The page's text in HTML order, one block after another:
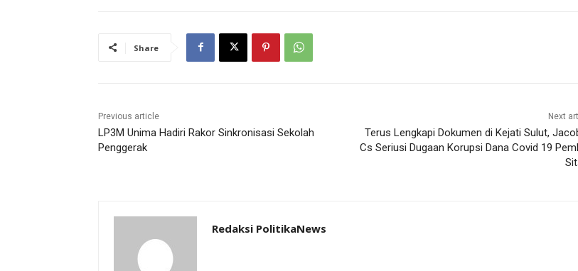
Share
Previous article
LP3M Unima Hadiri Rakor Sinkronisasi Sekolah
Penggerak
Next
Terus Lengkapi Dokumen di Kejati Sulut,
Cs Seriusi Dugaan Korupsi Dana Covid 19
Redaksi PolitikaNews